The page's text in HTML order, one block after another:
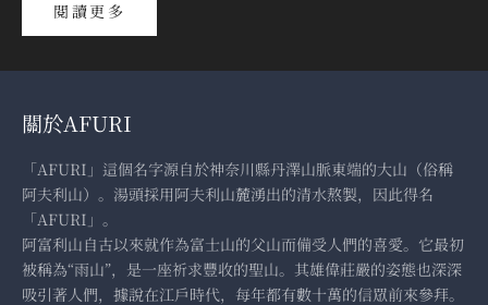
閱讀更多
關於AFURI
「AFURI」這個名字源自於神奈川縣丹澤山脈東端的大山（俗稱
阿夫利山）。湯頭採用阿夫利山麓湧出的清水熬製，因此得名
「AFURI」。
阿富利山自古以來就作為富士山的父山而備受人們的喜愛。它最初
被稱為“雨山”，是一座祈求豐收的聖山。其雄偉莊嚴的姿態也深深
吸引著人們，據說在江戶時代，每年都有數十萬的信眾前來參拜。